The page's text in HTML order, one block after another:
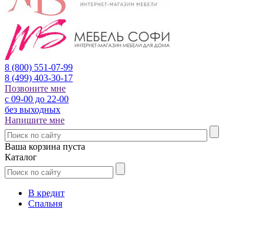
8 (800) 551-07-99
8 (499) 403-30-17
Позвоните мне
с 09-00 до 22-00
без выходных
Напишите мне
Ваша корзина пуста
Каталог
В кредит
Спальня